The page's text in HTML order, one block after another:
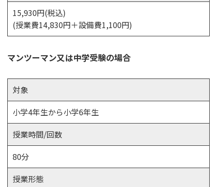
15,930円(税込)
(授業費14,830円＋設備費1,100円)
マンツーマン又は中学受験の場合
対象
小学4年生から小学6年生
授業時間/回数
80分
授業形態